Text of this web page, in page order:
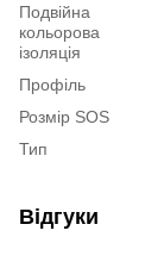
Подвійна
кольорова
ізоляція
Профіль
Розмір SOS
Тип
Відгуки